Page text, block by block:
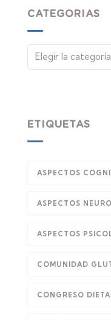
CATEGORIAS
ETIQUETAS
ASPECTOS
ASPECTOS
ASPECTOS
COMUNIDAD
CONGRESO